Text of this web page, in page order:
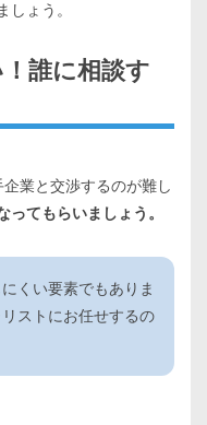
ょう。
誰に相談す
業と交渉するのが難し
てもらいましょう。
くい要素でもありま
ストにお任せするの